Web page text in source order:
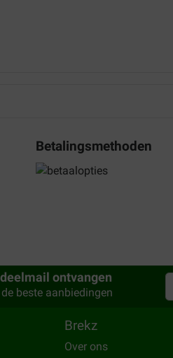
prijs/kwaliteit
Betalingsmethoden
ontvangen
beste aanbiedingen
Brekz
Over ons